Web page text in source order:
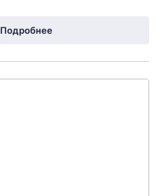
Подробнее